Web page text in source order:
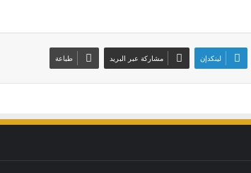
لينكدإن مشاركة عبر البريد طباعة